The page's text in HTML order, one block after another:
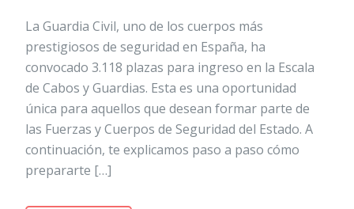
La Guardia Civil, uno de los cuerpos más
prestigiosos de seguridad en España, ha
convocado 3.118 plazas para ingreso en la Escala
de Cabos y Guardias. Esta es una oportunidad
única para aquellos que desean formar parte de
las Fuerzas y Cuerpos de Seguridad del Estado. A
continuación, te explicamos paso a paso cómo
prepararte […]